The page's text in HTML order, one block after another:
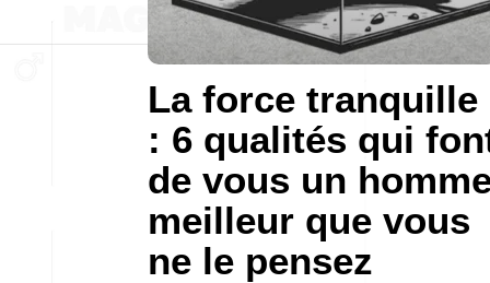
La force tranquille
: 6 qualités qui
de vous un
meilleur que vous
ne le pensez